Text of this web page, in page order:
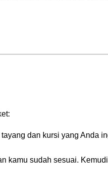
dan kursi yang Anda
kamu sudah sesuai.